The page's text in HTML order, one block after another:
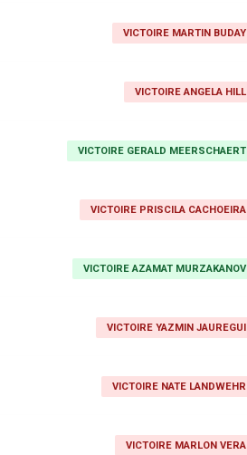
VICTOIRE MARTIN BUDAY
VICTOIRE ANGELA HILL
VICTOIRE GERALD MEERSCHAERT
VICTOIRE PRISCILA CACHOEIRA
VICTOIRE AZAMAT MURZAKANOV
VICTOIRE YAZMIN JAUREGUI
VICTOIRE NATE LANDWEHR
VICTOIRE MARLON VERA